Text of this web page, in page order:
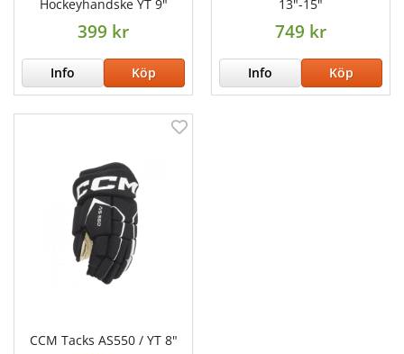
Hockeyhandske YT 9"
399 kr
Info Köp
13"-15"
749 kr
Info Köp
CCM Tacks AS550 / YT 8"